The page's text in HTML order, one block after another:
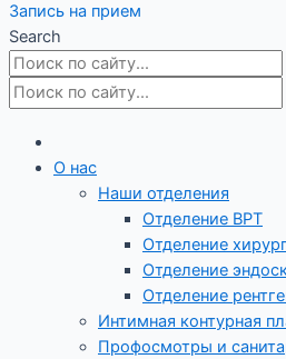
Запись на прием
Search
О нас
Наши отделения
Отделение ВРТ
Отделение
Отделение
Отделение
Интимная контурная
Профосмотры и